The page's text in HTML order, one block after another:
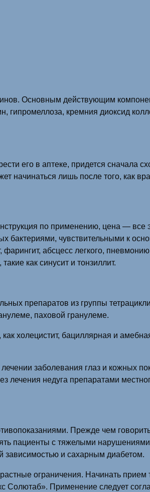
Основным действующим
гипромеллоза, кремния диоксид
его в аптеке, придется сначала
начинаться лишь после того, как
по применению, цена — все
бактериями, чувствительными к
абсцесс легкого,
как синусит и тонзиллит.
препаратов из группы
паховой гранулеме.
холецистит, бациллярная и
заболевания глаз и кожных
лечения недуга препаратами
Прежде чем
пациенты с тяжелыми
зависимостью и сахарным диабетом.
ограничения. Начинать
Солютаб». Применение следует